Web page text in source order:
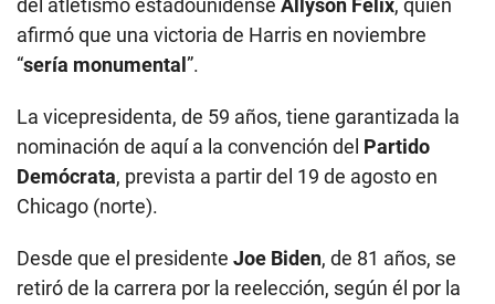
afirmó que una victoria de Harris en noviembre
“sería monumental”.
La vicepresidenta, de 59 años, tiene garantizada la
nominación de aquí a la convención del Partido
Demócrata, prevista a partir del 19 de agosto en
Chicago (norte).
Desde que el presidente Joe Biden, de 81 años, se
retiró de la carrera por la reelección, según él por la